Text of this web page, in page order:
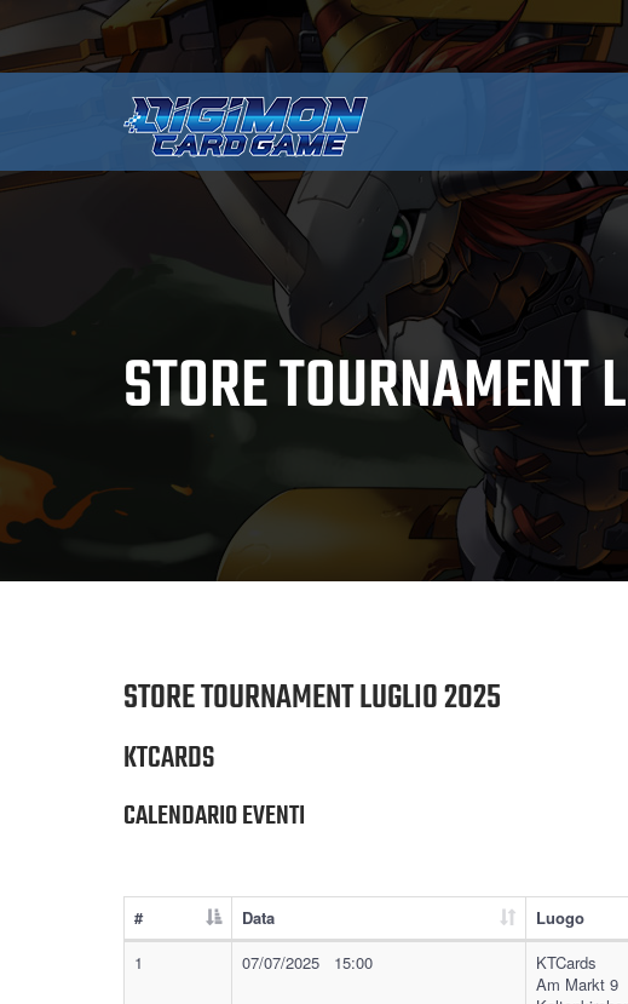
STORE TOURNAMENT
STORE TOURNAMENT LUGLIO 2025
KTCARDS
CALENDARIO EVENTI
# Data Luogo
1
07/07/2025 15:00
KTCards
Am Markt 9